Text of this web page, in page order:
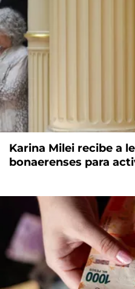
Karina Milei recibe a
bonaerenses para